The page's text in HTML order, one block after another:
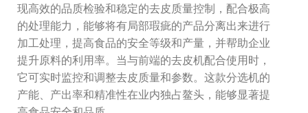
现高效的品质检验和稳定的去皮质量控制，配合极高
的处理能力，能够将有局部瑕疵的产品分离出来进行
加工处理，提高食品的安全等级和产量，并帮助企业
提升原料的利用率。当与前端的去皮机配合使用时，
它可实时监控和调整去皮质量和参数。这款分选机的
产能、产出率和精准性在业内独占鳌头，能够显著提